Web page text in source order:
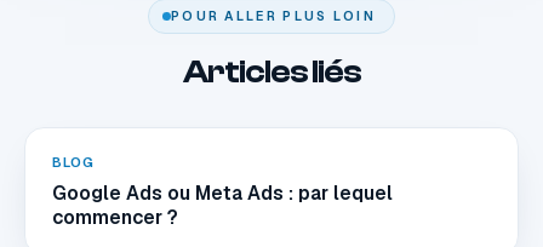
POUR ALLER PLUS LOIN
Articles liés
BLOG
Google Ads ou Meta Ads : par lequel
commencer ?